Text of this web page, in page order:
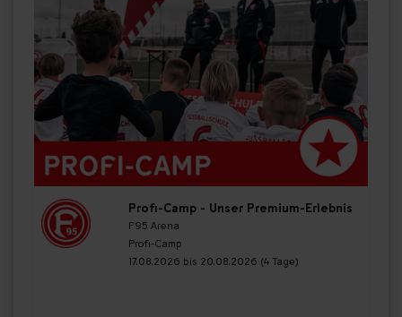
Profi-Camp - Unser Premium-Erlebnis
F95 Arena
Profi-Camp
17.08.2026 bis 20.08.2026 (4 Tage)